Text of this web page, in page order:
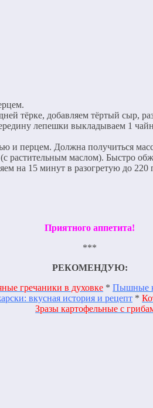
тёрке, добавляем тёртый сыр,
лепешки выкладываем 1
и перцем. Должна получиться
растительным маслом). Быстро
на 15 минут в разогретую до 220
Приятного аппетита!
***
РЕКОМЕНДУЮ:
гречаники в духовке *Пышные
вкусная история и рецепт *
Зразы картофельные с